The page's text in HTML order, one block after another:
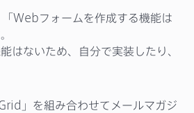
Webフォームを作成する機能は
ないため、自分で実装したり、
」を組み合わせてメールマガジ